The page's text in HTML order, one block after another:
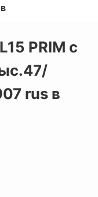
PRIM с
rus в